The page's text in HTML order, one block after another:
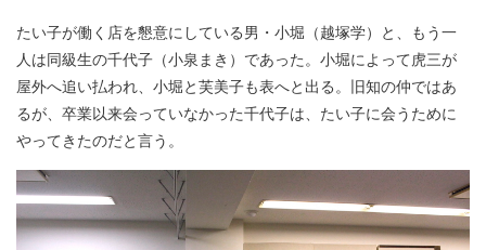
たい子が働く店を懇意にしている男・小堀（越塚学）と、もう一
人は同級生の千代子（小泉まき）であった。小堀によって虎三が
屋外へ追い払われ、小堀と芙美子も表へと出る。旧知の仲ではあ
るが、卒業以来会っていなかった千代子は、たい子に会うために
やってきたのだと言う。